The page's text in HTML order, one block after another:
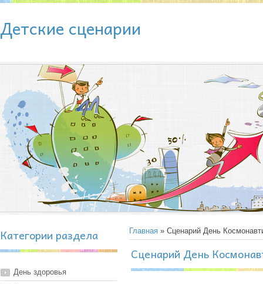
Детские сценарии
Категории раздела
День здоровья
Главная » Сценарий День
Сценарий День